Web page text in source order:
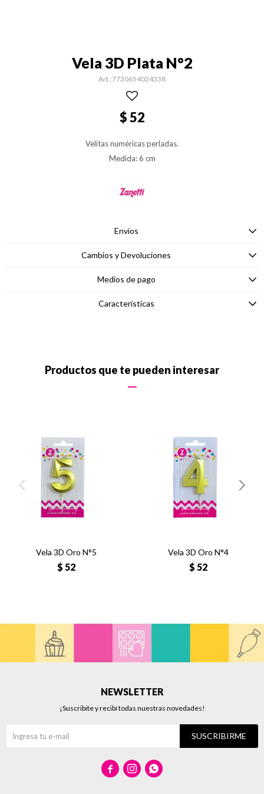
Vela 3D Plata N°2
7730654024338
$52
Velitas numéricas perladas.
Medida: 6 cm
Envíos
Cambios y Devoluciones
Medios de pago
Características
Productos que te pueden interesar
Vela 3D Oro N°5
$ 52
Vela 3D Oro N°4
$ 52
NEWSLETTER
¡Suscribite y recibí todas nuestras novedades!
SUSCRIBIRME
  